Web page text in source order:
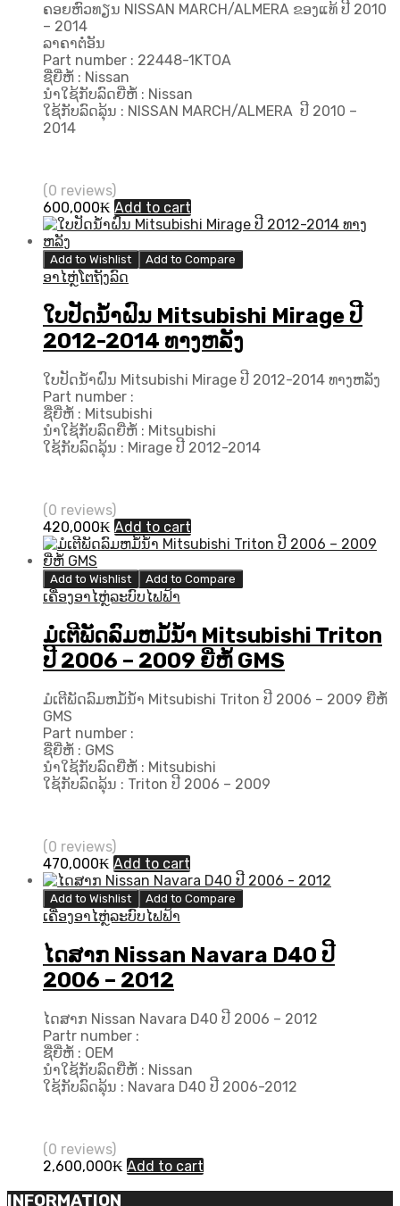
ຄອຍຫົວທຽນ NISSAN MARCH/ALMERA ຂອງແທ້ ປີ 2010
– 2014
ລາຄາຕໍ່ອັນ
Part number : 22448-1KTOA
ຊື່ຍີ່ຫໍ້ : Nissan
ນຳໃຊ້ກັບລົດຍີ່ຫໍ້ : Nissan
ໃຊ້ກັບລົດລຸ້ນ : NISSAN MARCH/ALMERA ປີ 2010 –
2014
(0 reviews)
600,000₭ Add to cart
Add to Wishlist Add to Compare
ອາໄຫຼ່ໂຕຖັງລົດ
ໃບປັດນ້ຳຝົນ Mitsubishi Mirage ປີ
2012-2014 ທາງຫລັງ
ໃບປັດນ້ຳຝົນ Mitsubishi Mirage ປີ 2012-2014 ທາງຫລັງ
Part number :
ຊື່ຍີ່ຫໍ້ : Mitsubishi
ນຳໃຊ້ກັບລົດຍີ່ຫໍ້ : Mitsubishi
ໃຊ້ກັບລົດລຸ້ນ : Mirage ປີ 2012-2014
(0 reviews)
420,000₭ Add to cart
Add to Wishlist Add to Compare
ເຄື່ອງອາໄຫຼ່ລະບົບໄຟຟ້າ
ມໍເຕີພັດລົມຫມໍ້ນ້ຳ Mitsubishi Triton
ປີ 2006 – 2009 ຍີ່ຫໍ້ GMS
ມໍເຕີພັດລົມຫມໍ້ນ້ຳ Mitsubishi Triton ປີ 2006 – 2009 ຍີ່ຫໍ້
GMS
Part number :
ຊື່ຍີ່ຫໍ້ : GMS
ນຳໃຊ້ກັບລົດຍີ່ຫໍ້ : Mitsubishi
ໃຊ້ກັບລົດລຸ້ນ : Triton ປີ 2006 – 2009
(0 reviews)
470,000₭ Add to cart
Add to Wishlist Add to Compare
ເຄື່ອງອາໄຫຼ່ລະບົບໄຟຟ້າ
ໄດສາກ Nissan Navara D40 ປີ
2006 – 2012
ໄດສາກ Nissan Navara D40 ປີ 2006 – 2012
Partr number :
ຊື່ຍີ່ຫໍ້ : OEM
ນຳໃຊ້ກັບລົດຍີ່ຫໍ້ : Nissan
ໃຊ້ກັບລົດລຸ້ນ : Navara D40 ປີ 2006-2012
(0 reviews)
2,600,000₭ Add to cart
INFORMATION